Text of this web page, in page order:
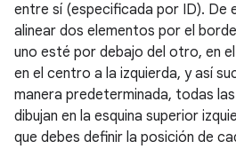
entre sí (especificada por ID). De
alinear dos elementos por el
uno esté por debajo del otro, en
en el centro a la izquierda, y así
manera predeterminada, todas
dibujan en la esquina superior
que debes definir la posición de